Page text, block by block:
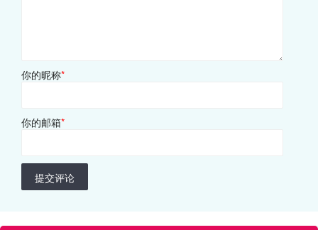
你的昵称*
你的邮箱*
提交评论